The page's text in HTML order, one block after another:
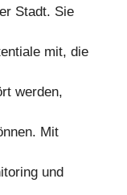
Stadt. Sie
mit, die
werden,
Mit
und